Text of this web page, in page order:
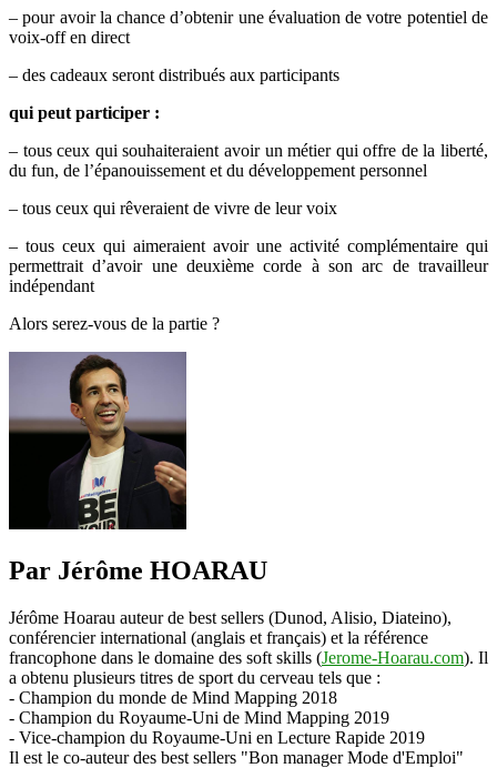
– pour avoir la chance d’obtenir une évaluation de votre potentiel de
voix-off en direct
– des cadeaux seront distribués aux participants
qui peut participer :
– tous ceux qui souhaiteraient avoir un métier qui offre de la liberté,
du fun, de l’épanouissement et du développement personnel
– tous ceux qui rêveraient de vivre de leur voix
– tous ceux qui aimeraient avoir une activité complémentaire qui
permettrait d’avoir une deuxième corde à son arc de travailleur
indépendant
Alors serez-vous de la partie ?
Par Jérôme HOARAU
Jérôme Hoarau auteur de best sellers (Dunod, Alisio, Diateino),
conférencier international (anglais et français) et la référence
francophone dans le domaine des soft skills (Jerome-Hoarau.com). Il
a obtenu plusieurs titres de sport du cerveau tels que :
- Champion du monde de Mind Mapping 2018
- Champion du Royaume-Uni de Mind Mapping 2019
- Vice-champion du Royaume-Uni en Lecture Rapide 2019
Il est le co-auteur des best sellers "Bon manager Mode d'Emploi"